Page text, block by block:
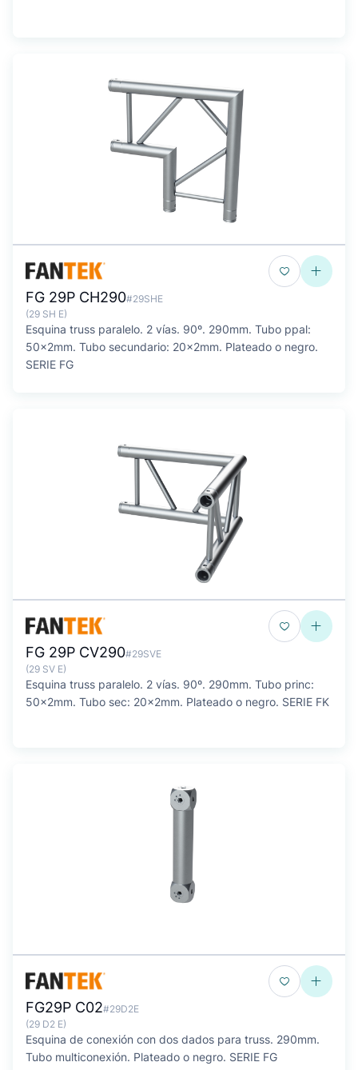
FG 29P CH290#29SHE
(29 SH E)
Esquina truss paralelo. 2 vías. 90º. 290mm. Tubo ppal:
50x2mm. Tubo secundario: 20x2mm. Plateado o negro.
SERIE FG
FG 29P CV290#29SVE
(29 SV E)
Esquina truss paralelo. 2 vías. 90º. 290mm. Tubo princ:
50x2mm. Tubo sec: 20x2mm. Plateado o negro. SERIE FK
FG29P C02#29D2E
(29 D2 E)
Esquina de conexión con dos dados para truss. 290mm.
Tubo multiconexión. Plateado o negro. SERIE FG